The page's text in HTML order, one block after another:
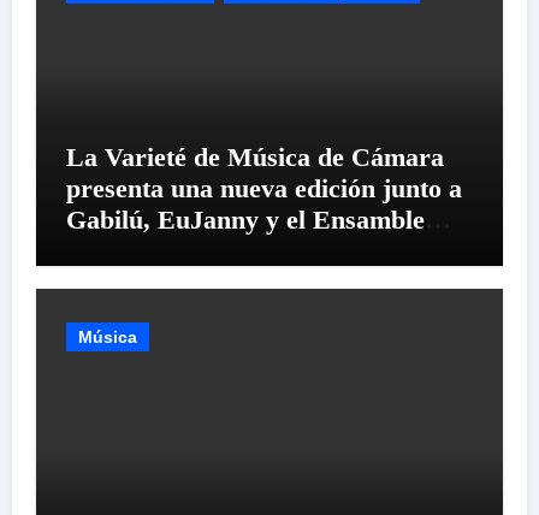
La Varieté de Música de Cámara
presenta una nueva edición junto a
Gabilú, EuJanny y el Ensamble
Música